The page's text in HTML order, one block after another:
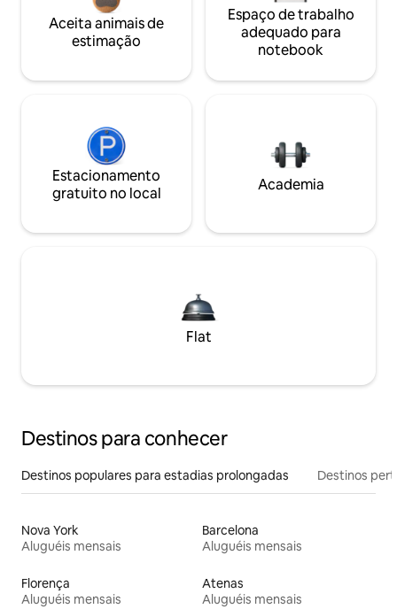
Aceita animais de
estimação
Espaço de trabalho
adequado para
notebook
Estacionamento
gratuito no local
Academia
Flat
Destinos para conhecer
Destinos populares para estadias prolongadas Destinos
Nova York
Aluguéis mensais
Barcelona
Aluguéis mensais
Florença
Aluguéis mensais
Atenas
Aluguéis mensais